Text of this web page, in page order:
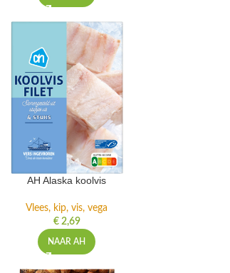
AH Alaska koolvis
Vlees, kip, vis, vega
€2,69
NAAR AH